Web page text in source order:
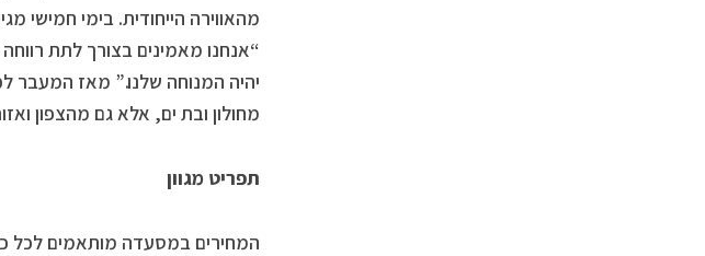
“אנחנו מאמינים בצורך לתת
יהיה המנוחה שלנו.” מאז המעבר
מחולון ובת ים, אלא גם מהצפון
תפריט מגוון
המחירים במסעדה מותאמים לכל